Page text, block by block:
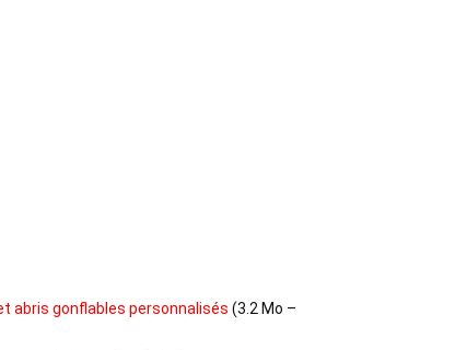
abris gonflables personnalisés (3.2 Mo –